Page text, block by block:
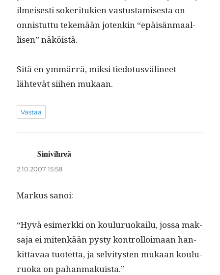
ilmeis­es­ti soker­itukien vas­tus­tamis­es­ta on
onnis­tut­tu tekemään jotenkin “epäisän­maal­
lisen” näköistä.
Sitä en ymmär­rä, mik­si tiedo­tusvä­li­neet
lähtevät siihen mukaan.
Vastaa
Sinivihreä
2.10.2007 15:58
Markus sanoi:
“Hyvä esimerk­ki on koulu­ruokailu, jos­sa mak­
sa­ja ei mitenkään pysty kon­trol­loimaan han­
kit­tavaa tuotet­ta, ja selvi­tys­ten mukaan koulu­
ruo­ka on pahanmakuista.”